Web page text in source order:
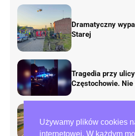
Używamy plików cookies
internetowej. W każdym
Dramatyczny
Starej
Tragedia przy
Częstochowie.
autostradzie A1.
ruchu